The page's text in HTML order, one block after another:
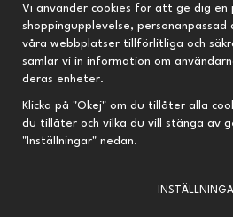
INFORMATION
Om oss
Nyheter
Nyhetsbrev
Om cookies
Prenumeration
TRYGG HANDEL
Fri frakt vid köp
Vi använder cookies för att ge dig en
shoppingupplevelse, personanpassad
våra webbplatser tillförlitliga och
samlar vi in information om
deras enheter.
Klicka på "Okej" om du tillåter alla
du tillåter och vilka du vill stänga av
"Inställningar" nedan.